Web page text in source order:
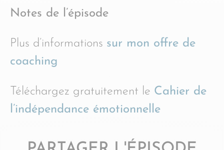
Notes de l’épisode
Plus d’informations sur mon offre de
coaching
Téléchargez gratuitement le Cahier de
l’indépendance émotionnelle